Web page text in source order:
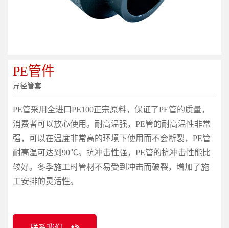
PE管件
异径管套
PE管采用全进口PE100正宗原料，保证了PE管的质量，
消费者可以放心使用。耐高温强，PE管的耐高温性非常
强，可以在温度非常高的环境下使用而不会断裂，PE管
耐高温可达到90℃。抗冲击性强，PE管的抗冲击性能比
较好。冬季施工时管材不易受到冲击而破裂，增加了施
工安排的灵活性。